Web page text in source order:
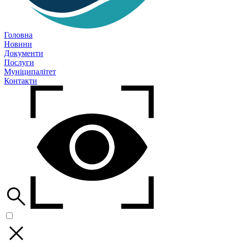
Головна
Новини
Документи
Послуги
Муніципалітет
Контакти